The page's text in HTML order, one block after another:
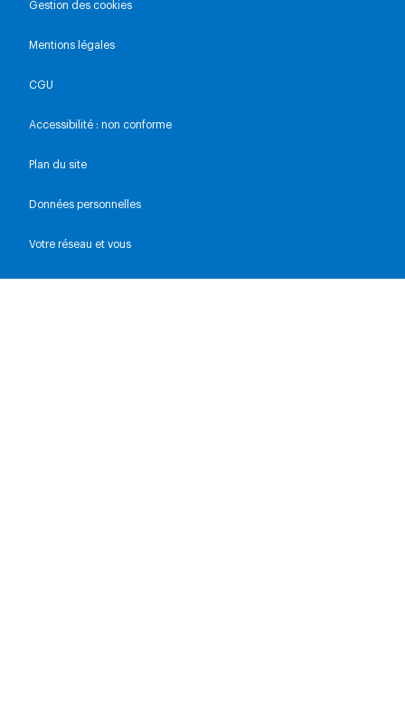
Gestion des cookies
Mentions légales
CGU
Accessibilité : non conforme
Plan du site
Données personnelles
Votre réseau et vous